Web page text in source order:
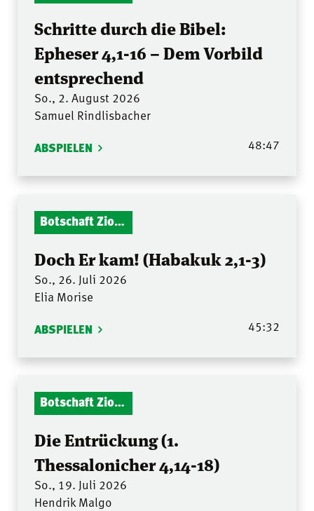
Schritte durch die Bibel:
Epheser 4,1-16 – Dem Vorbild
entsprechend
So., 2. August 2026
Samuel Rindlisbacher
ABSPIELEN 48:47
Botschaft Zionshalle
Doch Er kam! (Habakuk 2,1-3)
So., 26. Juli 2026
Elia Morise
ABSPIELEN 45:32
Botschaft Zionshalle
Die Entrückung (1.
Thessalonicher 4,14-18)
So., 19. Juli 2026
Hendrik Malgo